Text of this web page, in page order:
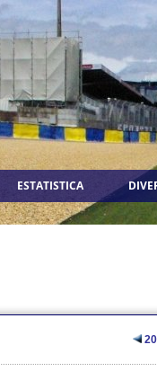
ESTATISTICA